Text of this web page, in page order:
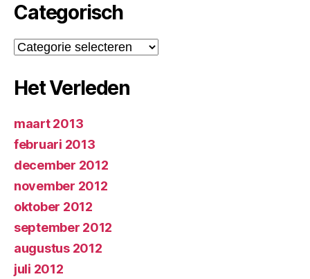
Categorisch
Categorisch
Het Verleden
maart 2013
februari 2013
december 2012
november 2012
oktober 2012
september 2012
augustus 2012
juli 2012